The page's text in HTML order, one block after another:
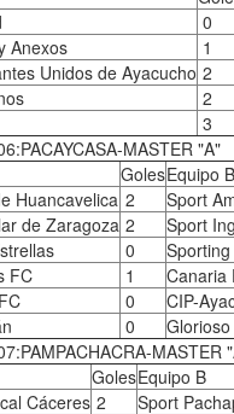
0
Anexos
1
Unidos de Ayacucho 2
2
3
MASTER "A"
GolesEquipo B
Huancavelica 2 Sport
de Zaragoza 2 Sport
0
FC
1 Canaria
0 CIP-
0
MASTER
GolesEquipo B
Cáceres 2 Sport